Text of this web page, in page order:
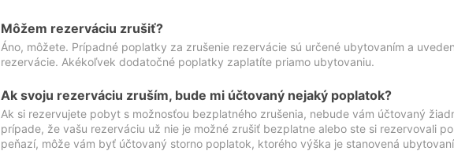
Môžem rezerváciu zrušiť?
Áno, môžete. Prípadné poplatky za zrušenie rezervácie sú určené ubytovaním a
rezervácie. Akékoľvek dodatočné poplatky zaplatíte priamo ubytovaniu.
Ak svoju rezerváciu zruším, bude mi účtovaný nejaký poplatok?
Ak si rezervujete pobyt s možnosťou bezplatného zrušenia, nebude vám účtovaný
prípade, že vašu rezerváciu už nie je možné zrušiť bezplatne alebo ste si rezervovali
peňazí, môže vám byť účtovaný storno poplatok, ktorého výška je stanovená